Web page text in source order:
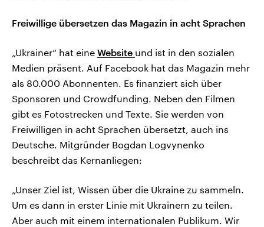
Freiwillige übersetzen das Magazin in acht Sprachen
„Ukrainer“ hat eine Website und ist in den sozialen
Medien präsent. Auf Facebook hat das Magazin mehr
als 80.000 Abonnenten. Es finanziert sich über
Sponsoren und Crowdfunding. Neben den Filmen
gibt es Fotostrecken und Texte. Sie werden von
Freiwilligen in acht Sprachen übersetzt, auch ins
Deutsche. Mitgründer Bogdan Logvynenko
beschreibt das Kernanliegen:
„Unser Ziel ist, Wissen über die Ukraine zu sammeln.
Um es dann in erster Linie mit Ukrainern zu teilen.
Aber auch mit einem internationalen Publikum. Wir